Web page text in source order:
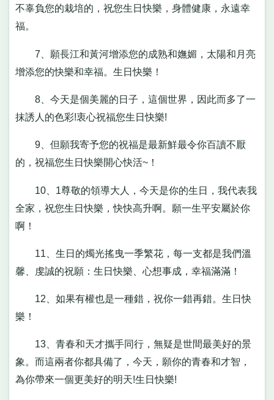
不辜負您的栽培的，祝您生日快樂，身體健康，永遠幸
福。
7、願長江和黃河增添您的成熟和嫵媚，太陽和月亮
增添您的快樂和幸福。生日快樂！
8、今天是個美麗的日子，這個世界，因此而多了一
抹誘人的色彩!衷心祝福您生日快樂!
9、但願我寄予您的祝福是最新鮮最令你百讀不厭
的，祝福您生日快樂開心快活~！
10、1尊敬的領導大人，今天是你的生日，我代表我
全家，祝您生日快樂，快快高升啊。願一生平安屬於你
啊！
11、生日的燭光搖曳一季繁花，每一支都是我們溫
馨、虔誠的祝願：生日快樂、心想事成，幸福滿滿！
12、如果有權也是一種錯，祝你一錯再錯。生日快
樂！
13、青春和天才攜手同行，無疑是世間最美好的景
象。而這兩者你都具備了，今天，願你的青春和才智，
為你帶來一個更美好的明天!生日快樂!